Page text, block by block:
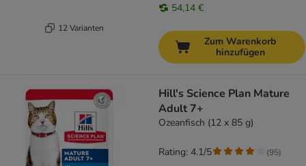
12 Varianten
54,14 €
Zum Warenkorb
hinzufügen
Hill's Science Plan Mature
Adult 7+
Ozeanfisch (12 x 85 g)
Rating: 4.1/5 (95)